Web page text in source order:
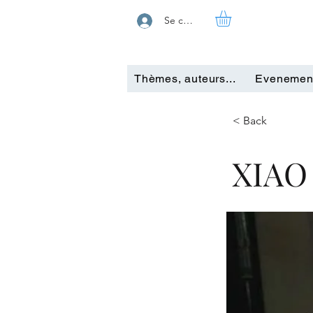
Se connecter
Thèmes, auteurs...
< Back